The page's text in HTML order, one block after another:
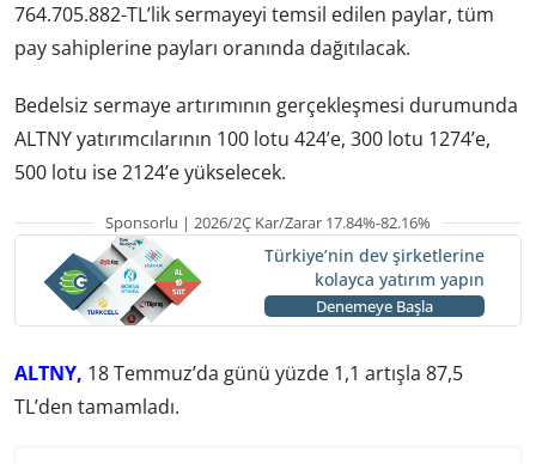
764.705.882-TL’lik sermayeyi temsil edilen paylar, tüm
pay sahiplerine payları oranında dağıtılacak.
Bedelsiz sermaye artırımının gerçekleşmesi durumunda
ALTNY yatırımcılarının 100 lotu 424’e, 300 lotu 1274’e,
500 lotu ise 2124’e yükselecek.
Sponsorlu | 2026/2Ç Kar/Zarar 17.84%-82.16%
Türkiye’nin dev şirketlerine
kolayca yatırım yapın
Denemeye Başla
ALTNY, 18 Temmuz’da günü yüzde 1,1 artışla 87,5
TL’den tamamladı.